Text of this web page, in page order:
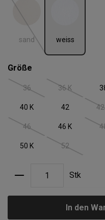
sand
sand
(Diese Option ist zurzeit
weiss
Größe
36(Diese Option ist zurzeit
36 K(Diese
40 K 42
46(Diese Option ist zurzeit
46 K
50 K 52(Diese Option
Produkt Stk
In den